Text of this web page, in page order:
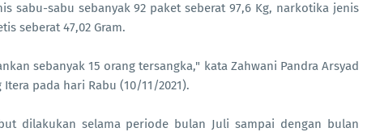
sabu-sabu sebanyak 92 paket seberat 97,6 Kg, narkotika jenis
seberat 47,02 Gram.
sebanyak 15 orang tersangka," kata Zahwani Pandra Arsyad
pada hari Rabu (10/11/2021).
dilakukan selama periode bulan Juli sampai dengan bulan